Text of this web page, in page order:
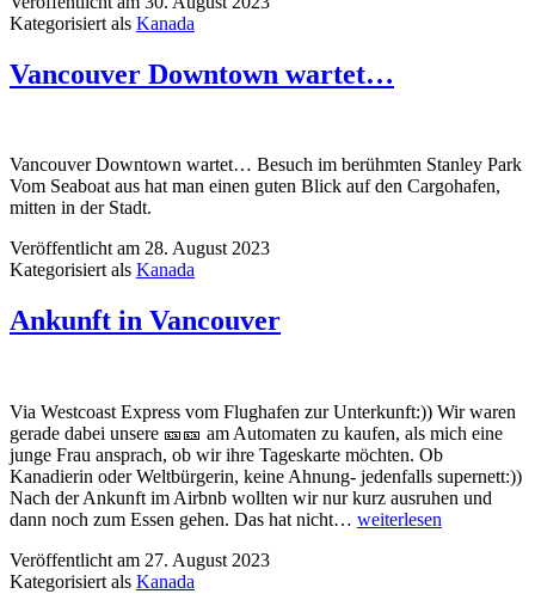
Kategorisiert als Kanada
Vancouver Downtown wartet…
Vancouver Downtown wartet… Besuch im berühmten Stanley Park
Vom Seaboat aus hat man einen guten Blick auf den Cargohafen,
mitten in der Stadt.
Veröffentlicht am 28. August 2023
Kategorisiert als Kanada
Ankunft in Vancouver
Via Westcoast Express vom Flughafen zur Unterkunft:)) Wir waren
gerade dabei unsere 🎫🎫 am Automaten zu kaufen, als mich eine
junge Frau ansprach, ob wir ihre Tageskarte möchten. Ob
Kanadierin oder Weltbürgerin, keine Ahnung- jedenfalls supernett:))
Nach der Ankunft im Airbnb wollten wir nur kurz ausruhen und
dann noch zum Essen gehen. Das hat nicht… Ankunft
weiterlesen
Veröffentlicht am 27. August 2023
Kategorisiert als Kanada